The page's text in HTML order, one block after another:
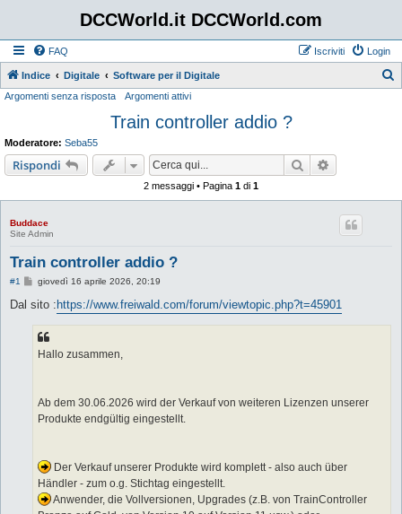
DCCWorld.it DCCWorld.com
FAQ Login
Iscriviti
Indice Digitale Software per il Digitale
Argomenti senza risposta Argomenti attivi
Train controller addio ?
Moderatore: Seba55
Rispondi Cerca
2 messaggi • Pagina 1 di 1
Buddace
Site Admin
Train controller addio ?
#1
M
s
a
g
g
giovedì 16 aprile 2026, 20:19
Dal sito :https://www.freiwald.com/forum/viewtopic.php?t=45901
Hallo zusammen,
Ab dem 30.06.2026 wird der Verkauf von weiteren Lizenzen unserer
Produkte endgültig eingestellt.
Der Verkauf unserer Produkte wird komplett - also auch über
Händler - zum o.g. Stichtag eingestellt.
Anwender, die Vollversionen, Upgrades (z.B. von TrainController